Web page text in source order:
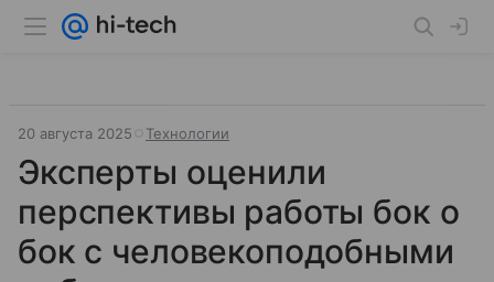
20 августа 2025 Технологии
Эксперты оценили
перспективы работы бок о
бок с человекоподобными